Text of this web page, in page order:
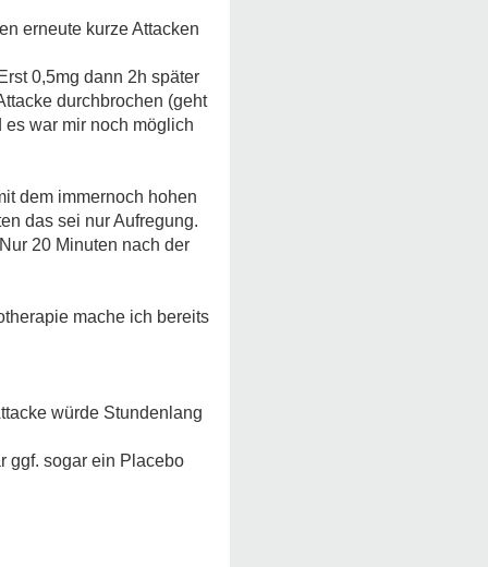
erneute kurze Attacken
0,5mg dann 2h später
durchbrochen (geht
war mir noch möglich
dem immernoch hohen
das sei nur Aufregung.
20 Minuten nach der
mache ich bereits
würde Stundenlang
ggf. sogar ein Placebo